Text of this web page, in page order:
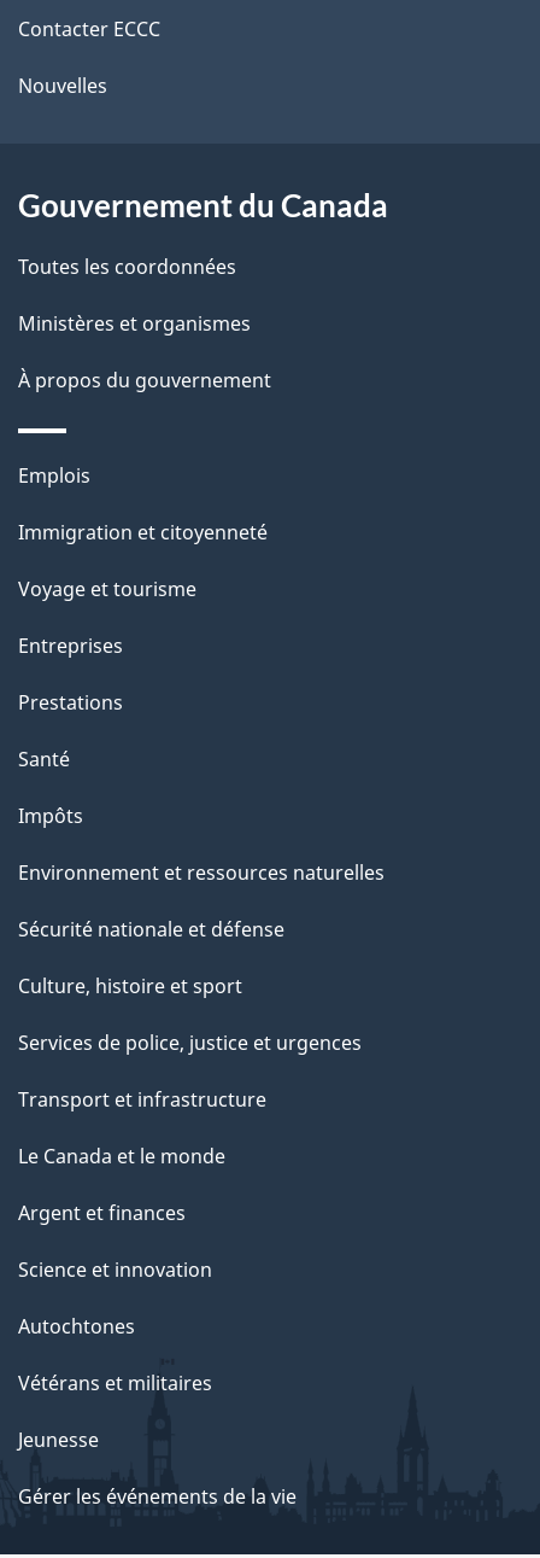
e
l
a
g
e
r
t
a
c
i
o
s
u
e
t
e
a
g
ce
site
Contacter ECCC
Nouvelles
Gouvernement du Canada
Toutes les coordonnées
Ministères et organismes
À propos du gouvernement
Thèmes
sujets
Emplois
Immigration et citoyenneté
Voyage et tourisme
Entreprises
Prestations
Santé
Impôts
Environnement et ressources naturelles
Sécurité nationale et défense
Culture, histoire et sport
Services de police, justice et urgences
Transport et infrastructure
Le Canada et le monde
Argent et finances
Science et innovation
Autochtones
Vétérans et militaires
Jeunesse
Gérer les événements de la vie